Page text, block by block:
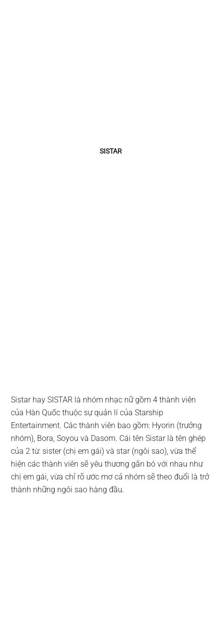
SISTAR
Sistar hay SISTAR là nhóm nhạc nữ gồm 4 thành viên
của Hàn Quốc thuộc sự quản lí của Starship
Entertainment. Các thành viên bao gồm: Hyorin (trưởng
nhóm), Bora, Soyou và Dasom. Cái tên Sistar là tên ghép
của 2 từ: sister (chị em gái) và star (ngôi sao), vừa thể
hiện các thành viên sẽ yêu thương gắn bó với nhau như
chị em gái, vừa chỉ rõ ước mơ cả nhóm sẽ theo đuổi là trở
thành những ngôi sao hàng đầu.